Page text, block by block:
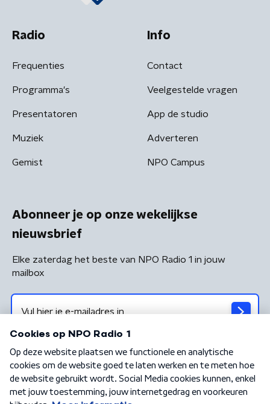
Radio
Frequenties
Programma's
Presentatoren
Muziek
Gemist
Info
Contact
Veelgestelde vragen
App de studio
Adverteren
NPO Campus
Abonneer je op onze wekelijkse
nieuwsbrief
Elke zaterdag het beste van NPO Radio 1 in jouw
mailbox
Algemene voorwaarden